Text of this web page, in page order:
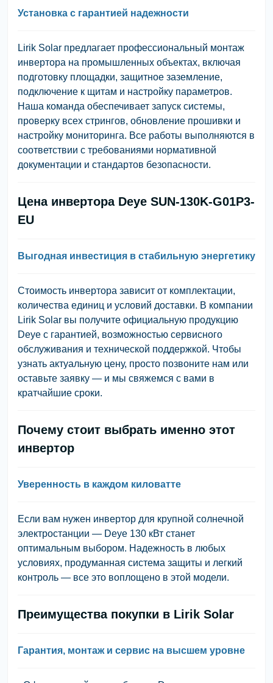
Установка с гарантией надежности
Lirik Solar предлагает профессиональный монтаж
инвертора на промышленных объектах, включая
подготовку площадки, защитное заземление,
подключение к щитам и настройку параметров.
Наша команда обеспечивает запуск системы,
проверку всех стрингов, обновление прошивки и
настройку мониторинга. Все работы выполняются в
соответствии с требованиями нормативной
документации и стандартов безопасности.
Цена инвертора Deye SUN-130K-G01P3-
EU
Выгодная инвестиция в стабильную энергетику
Стоимость инвертора зависит от комплектации,
количества единиц и условий доставки. В компании
Lirik Solar вы получите официальную продукцию
Deye с гарантией, возможностью сервисного
обслуживания и технической поддержкой. Чтобы
узнать актуальную цену, просто позвоните нам или
оставьте заявку — и мы свяжемся с вами в
кратчайшие сроки.
Почему стоит выбрать именно этот
инвертор
Уверенность в каждом киловатте
Если вам нужен инвертор для крупной солнечной
электростанции — Deye 130 кВт станет
оптимальным выбором. Надежность в любых
условиях, продуманная система защиты и легкий
контроль — все это воплощено в этой модели.
Преимущества покупки в Lirik Solar
Гарантия, монтаж и сервис на высшем уровне